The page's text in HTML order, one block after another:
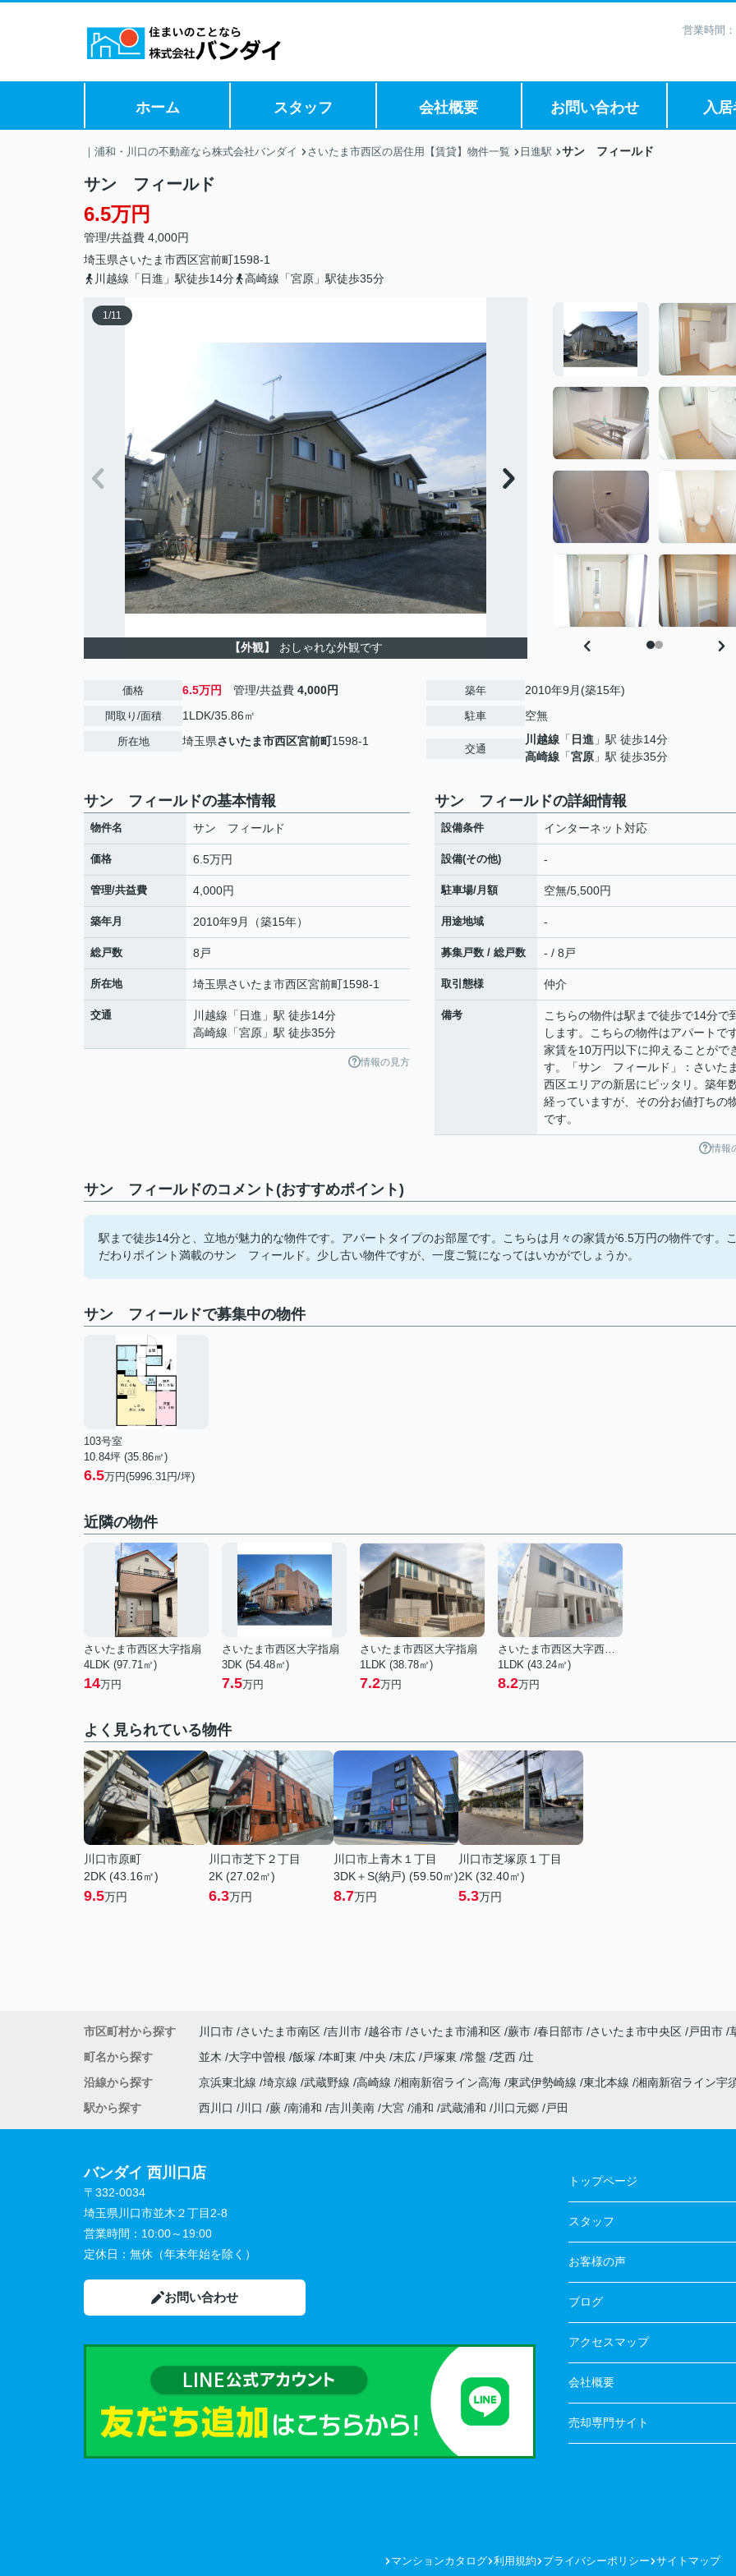
営業時間
ホーム スタッフ 会社概要 お問い合わせ 入
｜浦和・川口の不動産なら株式会社バンダイ さいたま市西区の居住用【賃貸】物件一覧 日進駅 サン フィールド
サン フィールド
6.5万円
管理/共益費 4,000円
埼玉県さいたま市西区宮前町1598-1
川越線「日進」駅徒歩14分
高崎線「宮原」駅徒歩35分
1/11
【外観】 おしゃれな外観です
価格 6.5万円 管理/共益費 4,000円
間取り/面積 1LDK/35.86㎡
所在地 埼玉県さいたま市西区宮前町1598-1
築年 2010年9月(築15年)
駐車 空無
交通
川越線 「 日進 」駅 徒歩14分
高崎線 「宮原 」駅 徒歩35分
サン フィールドの基本情報
物件名 サン フィールド
価格 6.5万円
管理/共益費 4,000円
築年月 2010年9月（築15年）
総戸数 8戸
所在地 埼玉県さいたま市西区宮前町1598-1
交通 川越線 「 日進 」駅 徒歩14分
高崎線 「宮原 」駅 徒歩35分
情報の見方
サン フィールドの詳細情報
設備条件 インターネット対応
設備(その他) -
駐車場/月額 空無/5,500円
用途地域 -
募集戸数 / 総戸数 - / 8戸
取引態様 仲介
備考
こちらの物件は駅まで徒歩で14分で
します。こちらの物件はアパートです
家賃を10万円以下に抑えることがで
す。「サン フィールド」：さいた
西区エリアの新居にピッタリ。築年
経っていますが、その分お値打ちの
です。
情報
サン フィールドのコメント(おすすめポイント)
駅まで徒歩14分と、立地が魅力的な物件です。アパートタイプのお部屋です。こちらは月々の家賃が6.5万円の物件です。こ
だわりポイント満載のサン フィールド。少し古い物件ですが、一度ご覧になってはいかがでしょうか。
サン フィールドで募集中の物件
103号室
10.84坪 (35.86㎡)
6.5万円(5996.31円/坪)
近隣の物件
さいたま市西区大字指扇
4LDK (97.71㎡)
14万円
さいたま市西区大字指扇
3DK (54.48㎡)
7.5万円
さいたま市西区大字指扇
1LDK (38.78㎡)
7.2万円
さいたま市西区大字西遊馬
1LDK (43.24㎡)
8.2万円
よく見られている物件
川口市原町
2DK (43.16㎡)
9.5万円
川口市芝下２丁目
2K (27.02㎡)
6.3万円
川口市上青木１丁目
3DK＋S(納戸) (59.50㎡)
8.7万円
川口市芝塚原１丁目
2K (32.40㎡)
5.3万円
市区町村から探す 川口市 さいたま市南区 吉川市 越谷市 さいたま市浦和区 蕨市 春日部市 さいたま市中央区 戸田市
町名から探す
並木 大字中曽根 飯塚 本町東 中央 末広 戸塚東 常盤 芝西 辻
沿線から探す
京浜東北線 埼京線 武蔵野線 高崎線 湘南新宿ライン高海 東武伊勢崎線 東北本線 湘南新宿ライン宇
駅から探す
西川口 川口 蕨 南浦和 吉川美南 大宮 浦和 武蔵浦和 川口元郷 戸田
バンダイ 西川口店
〒332-0034
埼玉県川口市並木２丁目2-8
営業時間： 10:00～19:00
定休日： 無休（年末年始を除く）
お問い合わせ
トップページ
スタッフ
お客様の声
ブログ
アクセスマップ
会社概要
売却専門サイト
マンションカタログ 利用規約 プライバシーポリシー サイトマップ